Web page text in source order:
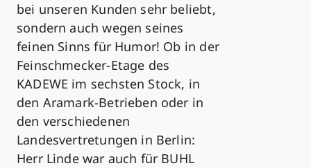
bei unseren Kunden sehr beliebt,
sondern auch wegen seines
feinen Sinns für Humor! Ob in der
Feinschmecker-Etage des
KADEWE im sechsten Stock, in
den Aramark-Betrieben oder in
den verschiedenen
Landesvertretungen in Berlin:
Herr Linde war auch für BUHL